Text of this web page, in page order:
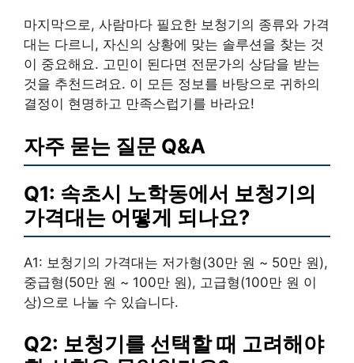
마지막으로, 사람마다 필요한 보청기의 종류와 가격
대는 다르니, 자신의 상황에 맞는 솔루션을 찾는 것
이 중요해요. 고민이 된다면 전문가의 상담을 받는
것을 추천드려요. 이 모든 정보를 바탕으로 귀하의
결정이 현명하고 만족스럽기를 바라요!
자주 묻는 질문 Q&A
Q1: 속초시 노학동에서 보청기의
가격대는 어떻게 되나요?
A1: 보청기의 가격대는 저가형(30만 원 ~ 50만 원),
중급형(50만 원 ~ 100만 원), 고급형(100만 원 이
상)으로 나눌 수 있습니다.
Q2: 보청기를 선택할 때 고려해야